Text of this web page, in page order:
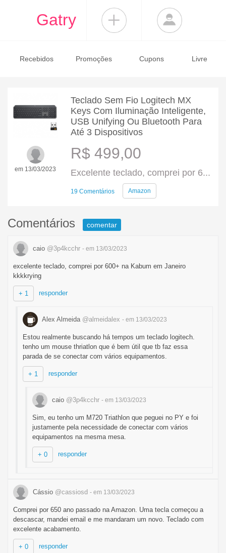
Gatry
Recebidos Promoções Cupons Livre
em 13/03/2023
Teclado Sem Fio Logitech MX
Keys Com Iluminação Inteligente,
USB Unifying Ou Bluetooth Para
Até 3 Dispositivos
R$ 499,00
Excelente teclado, comprei por 6...
19 Comentários Amazon
Comentários comentar
caio @3p4kcchr - em 13/03/2023
excelente teclado, comprei por 600+ na Kabum em Janeiro
kkkkrying
+ 1 responder
Alex Almeida @almeidalex - em 13/03/2023
Estou realmente buscando há tempos um teclado logitech.
tenho um mouse thriatlon que é bem útil que tb faz essa
parada de se conectar com vários equipamentos.
+ 1 responder
caio @3p4kcchr - em 13/03/2023
Sim, eu tenho um M720 Triathlon que peguei no PY e foi
justamente pela necessidade de conectar com vários
equipamentos na mesma mesa.
+ 0 responder
Cássio @cassiosd - em 13/03/2023
Comprei por 650 ano passado na Amazon. Uma tecla começou a
descascar, mandei email e me mandaram um novo. Teclado com
excelente acabamento.
+ 0 responder